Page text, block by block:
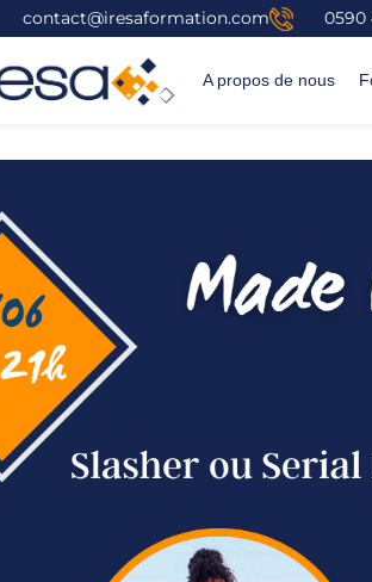
contact@iresaformation.com 0590
A propos de nous